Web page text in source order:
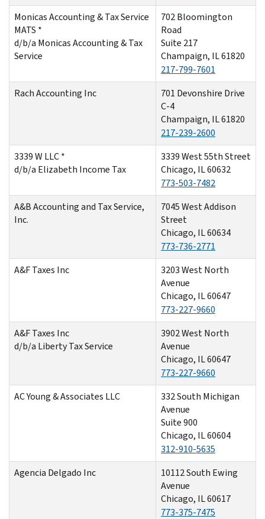
Monicas Accounting & Tax Service
MATS *
d/b/a Monicas Accounting & Tax
Service
702 Bloomington
Road
Suite 217
Champaign, IL 61820
217-799-7601
Rach Accounting Inc
701 Devonshire Drive
C-4
Champaign, IL 61820
217-239-2600
3339 W LLC *
d/b/a Elizabeth Income Tax
3339 West 55th Street
Chicago, IL 60632
773-503-7482
A&B Accounting and Tax Service,
Inc.
7045 West Addison
Street
Chicago, IL 60634
773-736-2771
A&F Taxes Inc
3203 West North
Avenue
Chicago, IL 60647
773-227-9660
A&F Taxes Inc
d/b/a Liberty Tax Service
3902 West North
Avenue
Chicago, IL 60647
773-227-9660
AC Young & Associates LLC
332 South Michigan
Avenue
Suite 900
Chicago, IL 60604
312-910-5635
Agencia Delgado Inc
10112 South Ewing
Avenue
Chicago, IL 60617
773-375-7475